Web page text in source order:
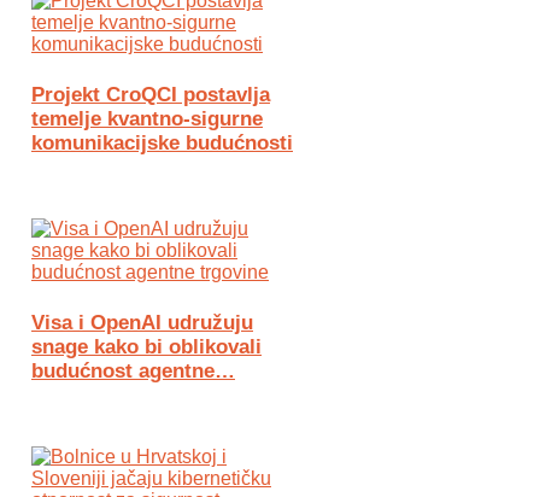
Projekt CroQCI postavlja
temelje kvantno-sigurne
komunikacijske budućnosti
Visa i OpenAI udružuju
snage kako bi oblikovali
budućnost agentne…